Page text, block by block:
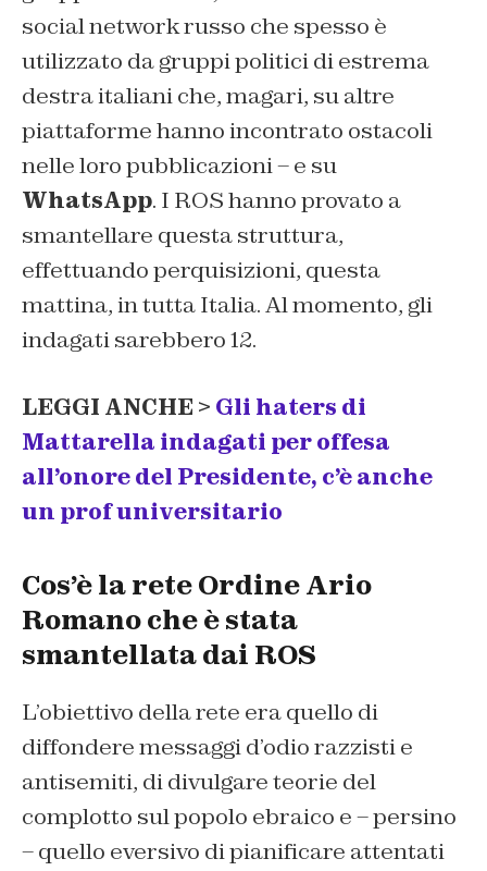
social network russo che spesso è
utilizzato da gruppi politici di estrema
destra italiani che, magari, su altre
piattaforme hanno incontrato ostacoli
nelle loro pubblicazioni – e su
WhatsApp. I ROS hanno provato a
smantellare questa struttura,
effettuando perquisizioni, questa
mattina, in tutta Italia. Al momento, gli
indagati sarebbero 12.
LEGGI ANCHE > Gli haters di
Mattarella indagati per offesa
all’onore del Presidente, c’è anche
un prof universitario
Cos’è la rete Ordine Ario
Romano che è stata
smantellata dai ROS
L’obiettivo della rete era quello di
diffondere messaggi d’odio razzisti e
antisemiti, di divulgare teorie del
complotto sul popolo ebraico e – persino
– quello eversivo di pianificare attentati